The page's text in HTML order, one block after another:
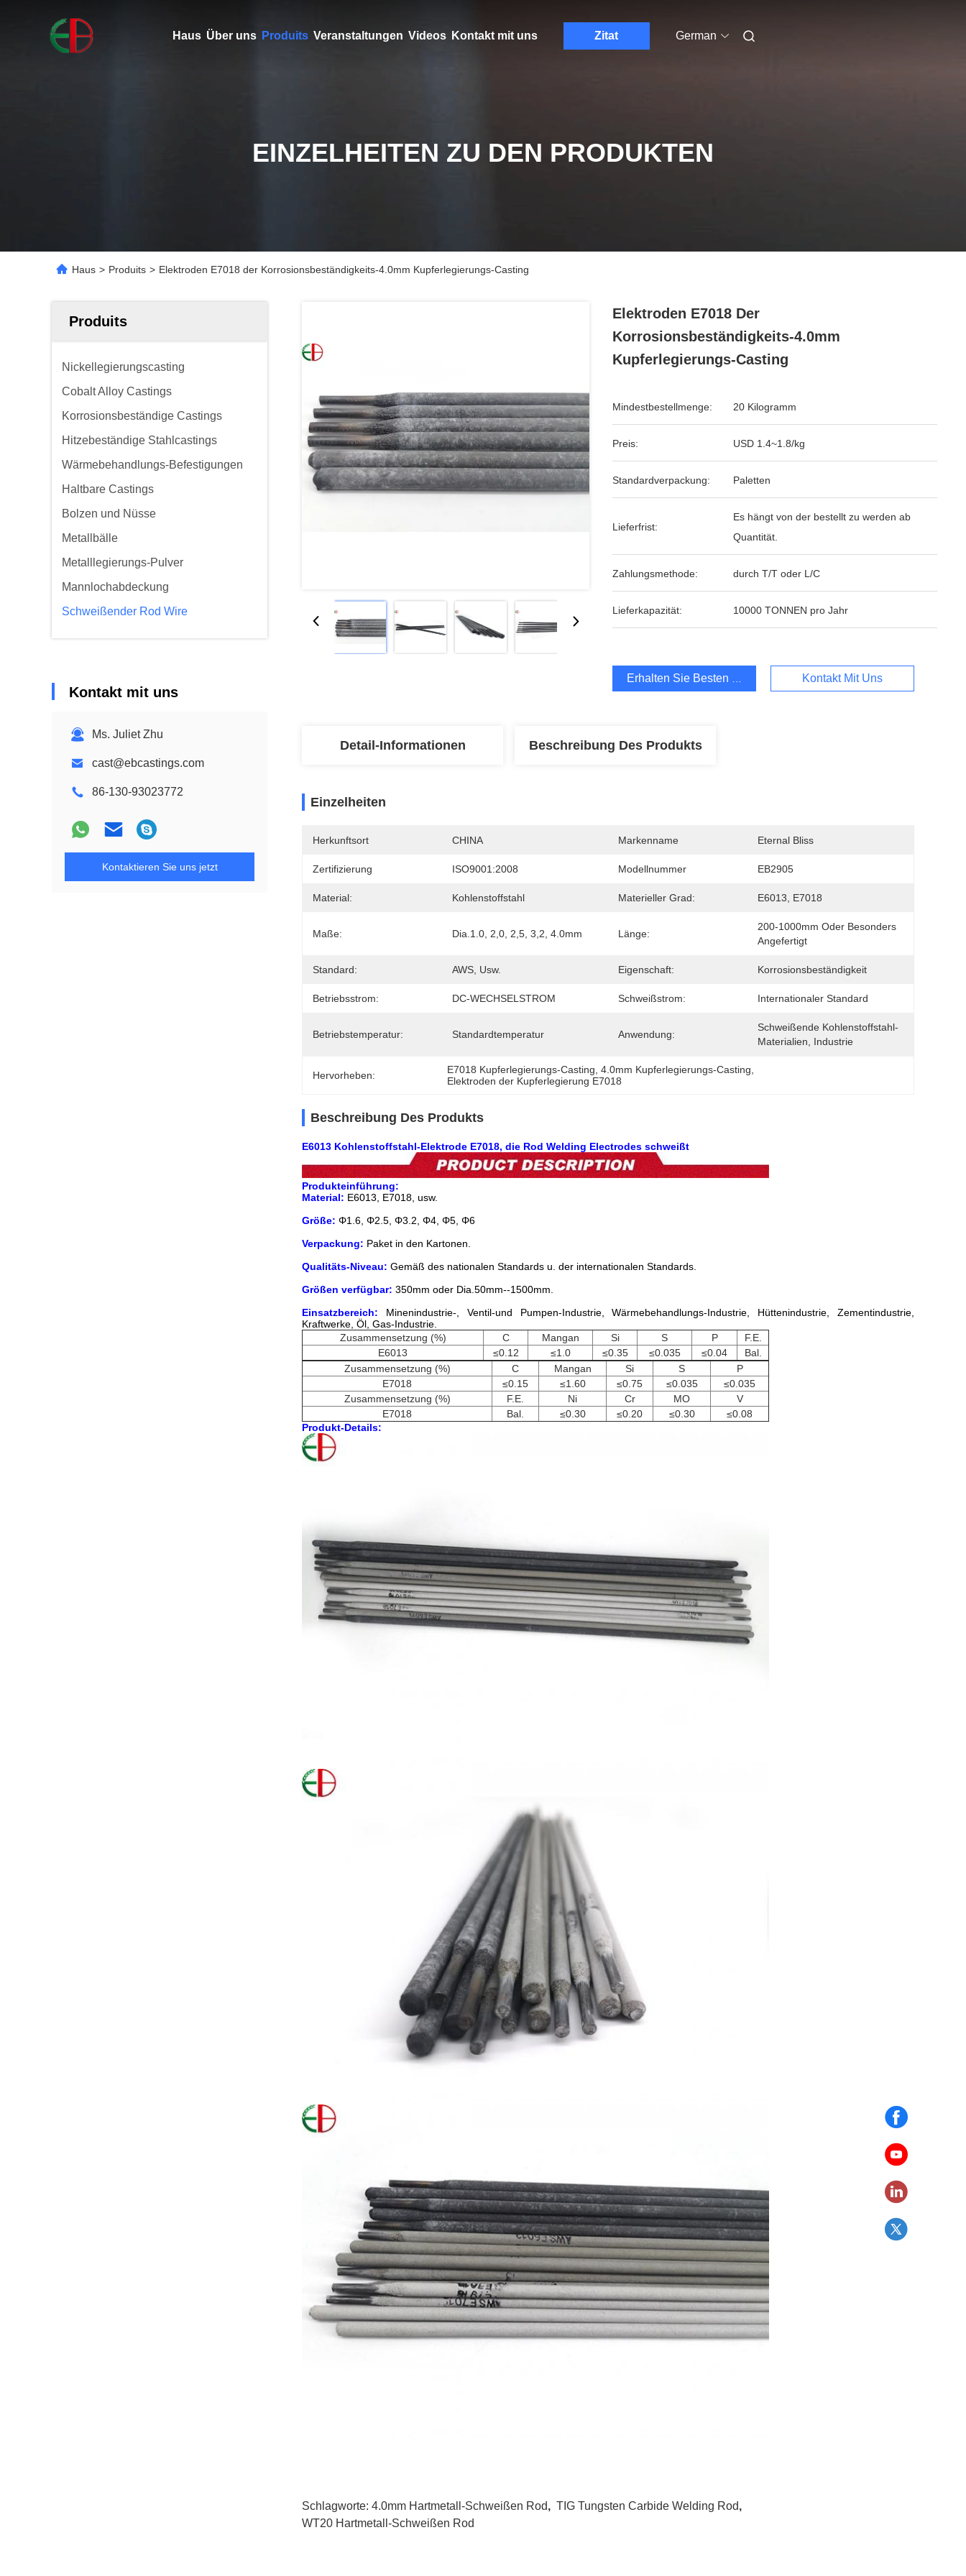
Haus Über uns Produits Veranstaltungen Videos Kontakt mit uns Zitat German
EINZELHEITEN ZU DEN PRODUKTEN
Haus > Produits > Elektroden E7018 der Korrosionsbeständigkeits-4.0mm Kupferlegierungs-Casting
Produits
Nickellegierungscasting
Cobalt Alloy Castings
Korrosionsbeständige Castings
Hitzebeständige Stahlcastings
Wärmebehandlungs-Befestigungen
Haltbare Castings
Bolzen und Nüsse
Metallbälle
Metalllegierungs-Pulver
Mannlochabdeckung
Schweißender Rod Wire
Kontakt mit uns
Ms. Juliet Zhu
cast@ebcastings.com
86-130-93023772
Kontaktieren Sie uns jetzt
Elektroden E7018 Der
Korrosionsbeständigkeits-4.0mm
Kupferlegierungs-Casting
Mindestbestellmenge: 20 Kilogramm
Preis: USD 1.4~1.8/kg
Standardverpackung: Paletten
Lieferfrist:
Es hängt von der bestellt zu werden ab
Quantität.
Zahlungsmethode: durch T/T oder L/C
Lieferkapazität: 10000 TONNEN pro Jahr
Erhalten Sie Besten Preis Kontakt Mit Uns
Detail-Informationen Beschreibung Des Produkts
Einzelheiten
Herkunftsort CHINA Markenname Eternal Bliss
Zertifizierung ISO9001:2008 Modellnummer EB2905
Material: Kohlenstoffstahl Materieller Grad: E6013, E7018
Maße: Dia.1.0, 2,0, 2,5, 3,2, 4.0mm Länge:
200-1000mm Oder Besonders
Angefertigt
Standard: AWS, Usw. Eigenschaft: Korrosionsbeständigkeit
Betriebsstrom: DC-WECHSELSTROM Schweißstrom: Internationaler Standard
Betriebstemperatur: Standardtemperatur Anwendung:
Schweißende Kohlenstoffstahl-
Materialien, Industrie
Hervorheben: E7018 Kupferlegierungs-Casting , 4.0mm Kupferlegierungs-Casting
Elektroden der Kupferlegierung E7018
Beschreibung Des Produkts
E6013 Kohlenstoffstahl-Elektrode E7018, die Rod Welding Electrodes schweißt
Produkteinführung:
Material: E6013, E7018, usw.
Größe: Φ1.6, Φ2.5, Φ3.2, Φ4, Φ5, Φ6
Verpackung: Paket in den Kartonen.
Qualitäts-Niveau: Gemäß des nationalen Standards u. der internationalen Standards.
Größen verfügbar: 350mm oder Dia.50mm--1500mm.
Einsatzbereich: Minenindustrie-, Ventil-und Pumpen-Industrie, Wärmebehandlungs-Industrie, Hüttenindustrie, Zementindustrie,
Kraftwerke, Öl, Gas-Industrie.
Zusammensetzung (%)
C Mangan Si S P
F.E.
E6013
≤0.12 ≤1.0 ≤0.35 ≤0.035 ≤0.04
Bal.
Zusammensetzung (%)
C Mangan Si S
P
E7018
≤0.15 ≤1.60 ≤0.75 ≤0.035
≤0.035
Zusammensetzung (%)
F.E. Ni Cr MO
V
E7018
Bal. ≤0.30 ≤0.20 ≤0.30
≤0.08
Produkt-Details:
Schlagworte: 4.0mm Hartmetall-Schweißen Rod, TIG Tungsten Carbide Welding Rod,
WT20 Hartmetall-Schweißen Rod